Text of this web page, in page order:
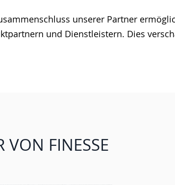
unserer Partner
und Dienstleistern. Dies
VON FINESSE